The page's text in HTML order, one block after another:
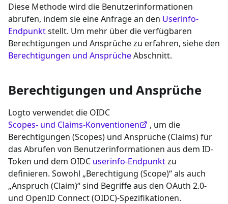
Diese Methode wird die Benutzerinformationen
abrufen, indem sie eine Anfrage an den Userinfo-
Endpunktstellt. Um mehr über die verfügbaren
Berechtigungen und Ansprüche zu erfahren, siehe den
Berechtigungen und AnsprücheAbschnitt.
Berechtigungen und Ansprüche
Logto verwendet die OIDC
Scopes- und Claims-Konventionen
, um die
Berechtigungen (Scopes) und Ansprüche (Claims) für
das Abrufen von Benutzerinformationen aus dem ID-
Token und dem OIDC userinfo-Endpunktzu
definieren. Sowohl „Berechtigung (Scope)“ als auch
„Anspruch (Claim)“ sind Begriffe aus den OAuth 2.0-
und OpenID Connect (OIDC)-Spezifikationen.